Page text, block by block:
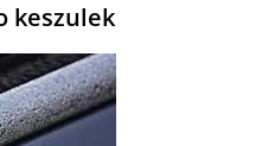
keszulek